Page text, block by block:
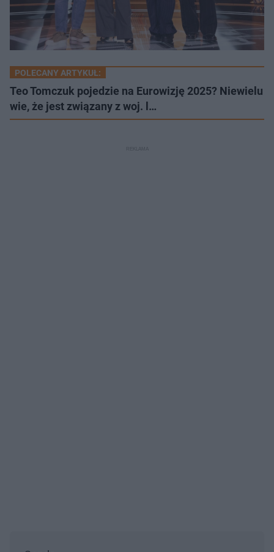
POLECANY ARTYKUŁ:
Teo Tomczuk pojedzie na Eurowizję 2025? Niewielu
wie, że jest związany z woj. l…